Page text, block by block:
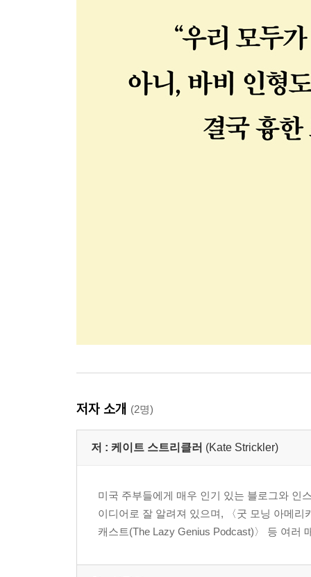
저자 소개 (2명)
저 : 케이트 스트리클러 (Kate Strickler)
미국 주부들에게 매우 인기 있는 블로그와 인
이디어로 잘 알려져 있으며, 〈굿 모닝 아메리
캐스트(The Lazy Genius Podcast)〉 등 여러